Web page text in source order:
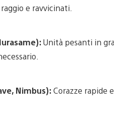
e ravvicinati.
Unità pesanti in
Nimbus):Corazze rapide